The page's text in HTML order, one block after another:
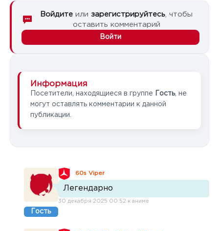
Войдите или зарегистрируйтесь , чтобы
оставить комментарий
Войти
Информация
Посетители, находящиеся в группе Гость, не
могут оставлять комментарии к данной
публикации.
Гость
60s Viper
Легендарно
30 декабря 2025 00:52 к аниме